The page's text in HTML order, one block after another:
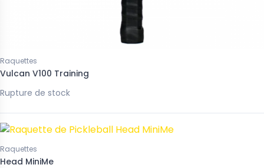
Raquettes
Vulcan V100 Training
Rupture de stock
Raquettes
Head MiniMe